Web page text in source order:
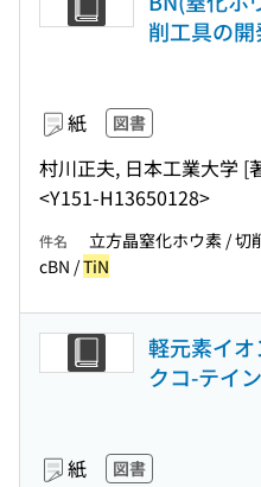
削工具の
紙 図書
村川正夫, 日本工業大学 [
<Y151-H13650128>
件名
立方晶窒化ホウ素 / 切
cBN /TiN
軽元素イ
クコ-テイ
紙 図書